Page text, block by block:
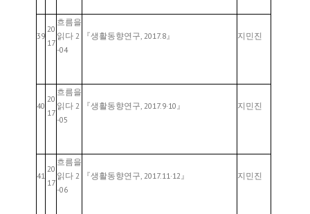
39
20
17
흐름을
읽다 2
-04
『생활동향연구, 2017.8』 지민진
40
20
17
흐름을
읽다 2
-05
『생활동향연구, 2017.9·10』 지민진
41
20
17
흐름을
읽다 2
-06
『생활동향연구, 2017.11·12』 지민진